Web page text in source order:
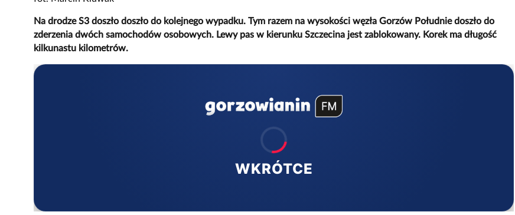
Na drodze S3 doszło doszło do kolejnego wypadku. Tym razem na wysokości węzła Gorzów Południe doszło do
zderzenia dwóch samochodów osobowych. Lewy pas w kierunku Szczecina jest zablokowany. Korek ma długość
kilkunastu kilometrów.
WKRÓTCE